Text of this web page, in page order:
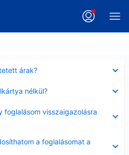
árak?
nélkül?
foglalásom visszaigazolásra
a foglalásomat a